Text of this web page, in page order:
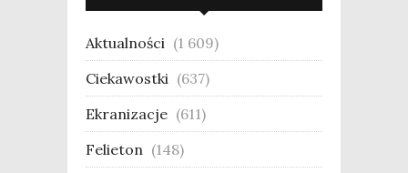
Aktualności (1 609)
Ciekawostki (637)
Ekranizacje (611)
Felieton (148)